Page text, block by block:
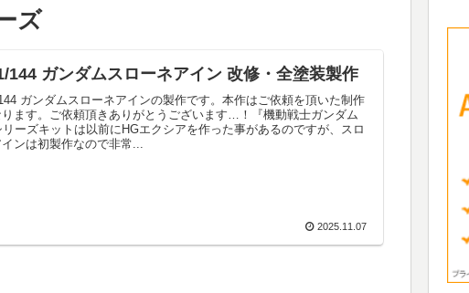
ズ
144 ガンダムスローネアイン 改修・全塗装製作
ガンダムスローネアインの製作です。本作はご依頼を頂いた制作
ます。ご依頼頂きありがとうございます…！『機動戦士ガンダム
リーズキットは以前にHGエクシアを作った事があるのですが、スロ
ンは初製作なので非常...
2025.11.07